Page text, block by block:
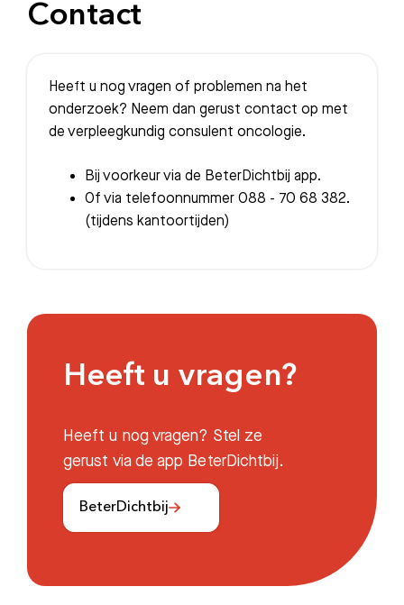
Contact
Heeft u nog vragen of problemen na het
onderzoek? Neem dan gerust contact op met
de verpleegkundig consulent oncologie.
Bij voorkeur via de BeterDichtbij app.
Of via telefoonnummer 088 - 70 68 382.
(tijdens kantoortijden)
Heeft u vragen?
Heeft u nog vragen? Stel ze
gerust via de app BeterDichtbij.
BeterDichtbij